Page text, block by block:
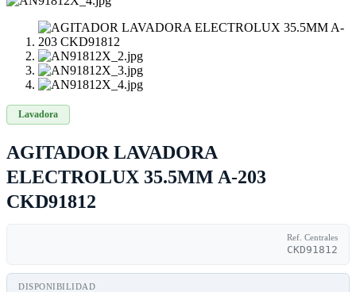
Lavadora
AGITADOR LAVADORA
ELECTROLUX 35.5MM A-203
CKD91812
Ref. Centrales
CKD91812
DISPONIBILIDAD